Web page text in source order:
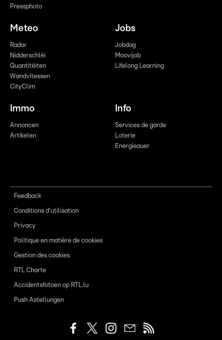
Pressphoto
Meteo
Radar
Nidderschléi
Quantitéiten
Wandvitessen
CityClim
Jobs
Jobdag
Moovijob
Lifelong Learning
Immo
Annoncen
Artikelen
Info
Services de garde
Loterie
Energieauer
Feedback
Conditions d'utilisation
Privacy
Politique en matière de cookies
Gestion des cookies
RTL Charte
Accidentsfotoen op RTL.lu
Push Astellungen